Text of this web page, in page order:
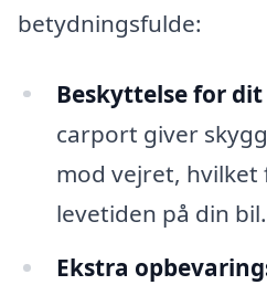
betydningsfulde:
Beskyttelse for
carport giver
mod vejret,
levetiden på din bil.
Ekstra